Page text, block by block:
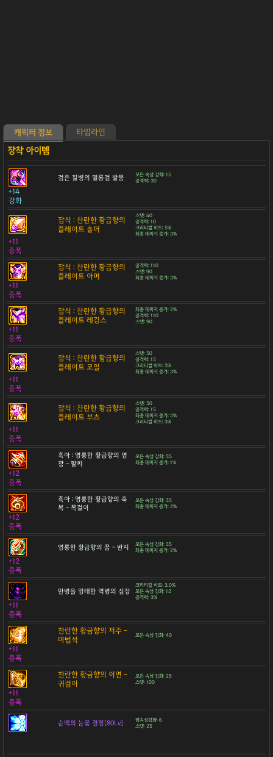
캐릭터 정보 타임라인
검은 질병의 멸룡검 발뭉
모든 속성 강화: 15
공격력: 30
+14
강화
잠식 : 찬란한 황금향의
플레이트 숄더
스탯: 40
공격력: 10
크리티컬 히트: 5%
최종 데미지 증가: 3%
+11
증폭
잠식 : 찬란한 황금향의
플레이트 아머
공격력: 110
스탯: 90
최종 데미지 증가: 3%
+11
증폭
잠식 : 찬란한 황금향의
플레이트 레깅스
최종 데미지 증가: 2%
공격력: 110
스탯: 90
+11
증폭
잠식 : 찬란한 황금향의
플레이트 코일
스탯: 50
공격력: 15
크리티컬 히트: 3%
최종 데미지 증가: 3%
+11
증폭
잠식 : 찬란한 황금향의
플레이트 부츠
스탯: 50
공격력: 15
최종 데미지 증가: 3%
크리티컬 히트: 3%
+11
증폭
흑아 : 영롱한 황금향의 영
광 - 팔찌
모든 속성 강화: 35
최종 데미지 증가: 1%
+12
증폭
흑아 : 영롱한 황금향의 축
복 - 목걸이
모든 속성 강화: 35
최종 데미지 증가: 2%
+12
증폭
영롱한 황금향의 꿈 - 반지
모든 속성 강화: 35
최종 데미지 증가: 2%
+12
증폭
만병을 잉태한 역병의 심장
크리티컬 히트: 3.0%
모든 속성 강화: 12
공격력: 3%
+11
증폭
찬란한 황금향의 저주 -
마법석
모든 속성 강화: 40
+11
증폭
찬란한 황금향의 이면 -
귀걸이
모든 속성 강화: 25
스탯: 100
+11
증폭
순백의 눈꽃 결정[80Lv]
암속성강화: 6
스탯: 25